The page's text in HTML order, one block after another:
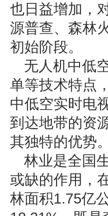
也日益增加，
源普查、森林
初始阶段。
无人机中低
单等技术特点
中低空实时电
到达地带的资
其独特的优势。
林业是全国
或缺的作用，
林面积1.75亿